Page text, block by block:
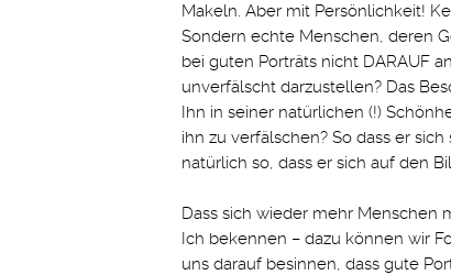
Makeln. Aber mit Persönlichkeit!
Sondern echte Menschen, deren
bei guten Porträts nicht DARAUF
unverfälscht darzustellen? Das
Ihn in seiner natürlichen (!)
ihn zu verfälschen? So dass er
natürlich so, dass er sich auf den
Dass sich wieder mehr Menschen
Ich bekennen – dazu können wir
uns darauf besinnen, dass gute